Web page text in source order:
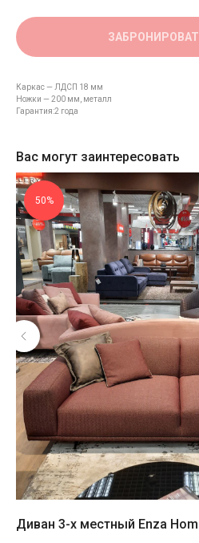
Каркас — ЛДСП 18 мм
Ножки — 200 мм, металл
Гарантия:2 года
Вас могут заинтересовать
50%
Диван 3-х местный Enza